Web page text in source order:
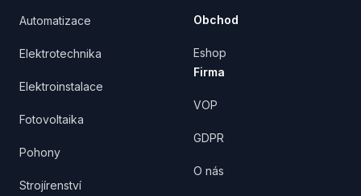
Automatizace
Elektrotechnika
Elektroinstalace
Fotovoltaika
Pohony
Strojírenství
Obchod
Eshop
Firma
VOP
GDPR
O nás